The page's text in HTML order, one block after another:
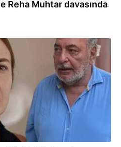
Reha Muhtar davasında